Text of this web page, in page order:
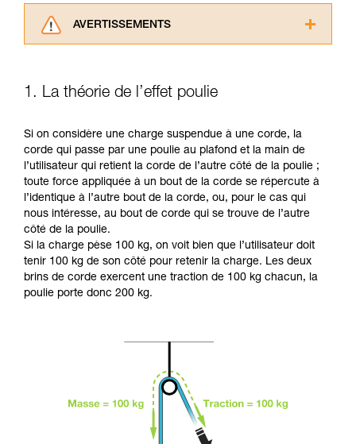
AVERTISSEMENTS
consulter. Vous devez avoir compris les
informations de la notice technique pour
d’informations.
Maîtriser ces techniques nécessite une
formation et un entraînement spécifique. Validez
avec un professionnel votre capacité à refaire
la manipulation, seul, en toute sécurité, avant
de la reproduire en autonomie.
Nous donnons des exemples de techniques
liées à votre activité. Il peut en exister d’autres
que nous ne décrivons pas ici.
1. La théorie de l’effet poulie
Si on considère une charge suspendue à une corde, la
corde qui passe par une poulie au plafond et la main de
l’utilisateur qui retient la corde de l’autre côté de la poulie ;
toute force appliquée à un bout de la corde se répercute à
l’identique à l’autre bout de la corde, ou, pour le cas qui
nous intéresse, au bout de corde qui se trouve de l’autre
côté de la poulie.
Si la charge pèse 100 kg, on voit bien que l’utilisateur doit
tenir 100 kg de son côté pour retenir la charge. Les deux
brins de corde exercent une traction de 100 kg chacun, la
poulie porte donc 200 kg.